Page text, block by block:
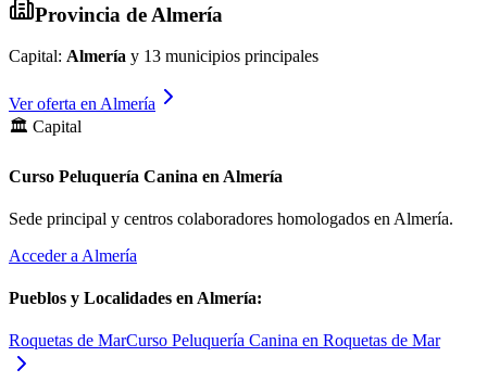
Provincia de Almería
Capital: Almería y 13 municipios principales
Ver oferta en Almería
🏛️ Capital
Curso Peluquería Canina en Almería
Sede principal y centros colaboradores homologados en Almería.
Acceder a Almería
Pueblos y Localidades en Almería:
Roquetas de MarCurso Peluquería Canina en Roquetas de Mar